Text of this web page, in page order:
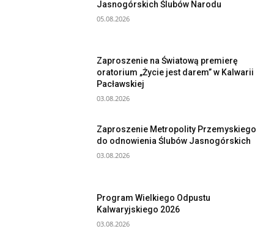
Jasnogórskich Ślubów Narodu
05.08.2026
Zaproszenie na Światową premierę
oratorium „Życie jest darem” w Kalwarii
Pacławskiej
03.08.2026
Zaproszenie Metropolity Przemyskiego
do odnowienia Ślubów Jasnogórskich
03.08.2026
Program Wielkiego Odpustu
Kalwaryjskiego 2026
03.08.2026